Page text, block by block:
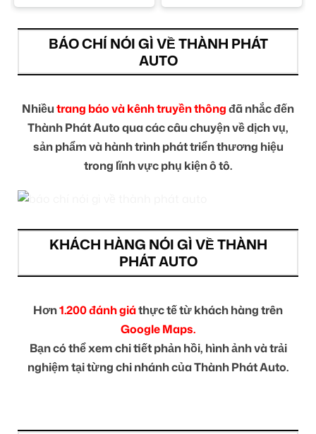
BÁO CHÍ NÓI GÌ VỀ THÀNH PHÁT
AUTO
Nhiềutrang báo và kênh truyền thôngđã nhắc đến
Thành Phát Auto qua các câu chuyện về dịch vụ,
sản phẩm và hành trình phát triển thương hiệu
trong lĩnh vực phụ kiện ô tô.
KHÁCH HÀNG NÓI GÌ VỀ THÀNH
PHÁT AUTO
Hơn1.200 đánh giáthực tế từ khách hàng trên
Google Maps.
Bạn có thể xem chi tiết phản hồi, hình ảnh và trải
nghiệm tại từng chi nhánh của Thành Phát Auto.